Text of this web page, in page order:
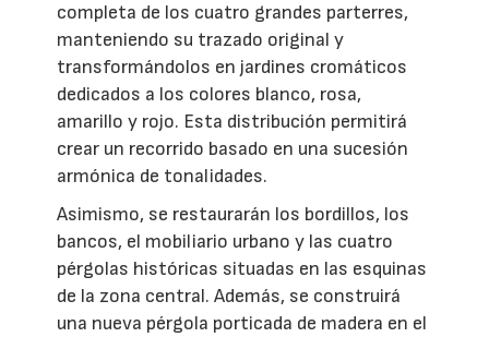
completa de los cuatro grandes parterres,
manteniendo su trazado original y
transformándolos en jardines cromáticos
dedicados a los colores blanco, rosa,
amarillo y rojo. Esta distribución permitirá
crear un recorrido basado en una sucesión
armónica de tonalidades.
Asimismo, se restaurarán los bordillos, los
bancos, el mobiliario urbano y las cuatro
pérgolas históricas situadas en las esquinas
de la zona central. Además, se construirá
una nueva pérgola porticada de madera en el